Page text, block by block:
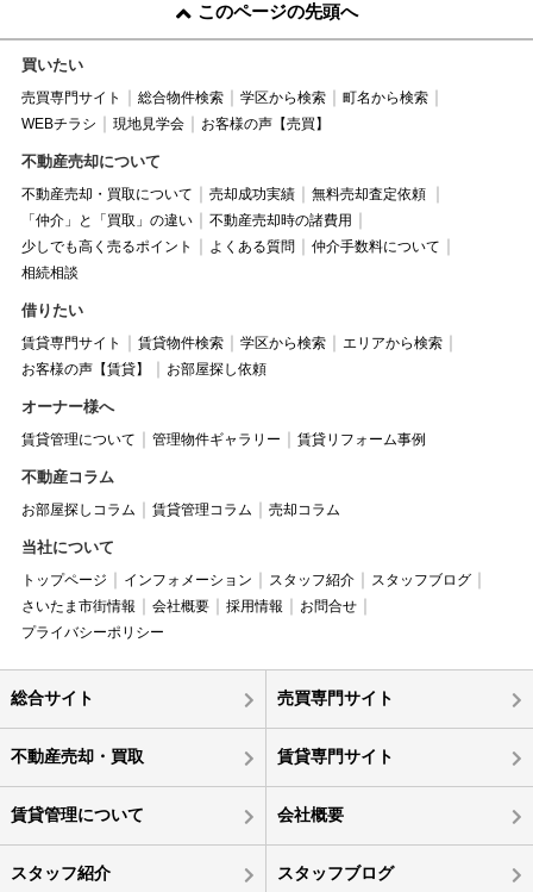
このページの先頭へ
買いたい
売買専門サイト 総合物件検索 学区から検索
町名から検索
WEBチラシ
現地見学会 お客様の声【売買】
不動産売却について
不動産売却・買取について 売却成功実績
無料売却査定依頼
「仲介」と「買取」の違い
不動産売却時の諸費用
少しでも高く売るポイント
よくある質問
仲介手数料について
相続相談
借りたい
賃貸専門サイト 賃貸物件検索 学区から検索
エリアから検索
お客様の声【賃貸】
お部屋探し依頼
オーナー様へ
賃貸管理について 管理物件ギャラリー 賃貸リフォーム事例
不動産コラム
お部屋探しコラム 賃貸管理コラム 売却コラム
当社について
トップページ インフォメーション スタッフ紹介
スタッフブログ
さいたま市街情報
会社概要 採用情報
お問合せ
プライバシーポリシー
総合サイト 売買専門サイト
不動産売却・買取 賃貸専門サイト
賃貸管理について 会社概要
スタッフ紹介 スタッフブログ